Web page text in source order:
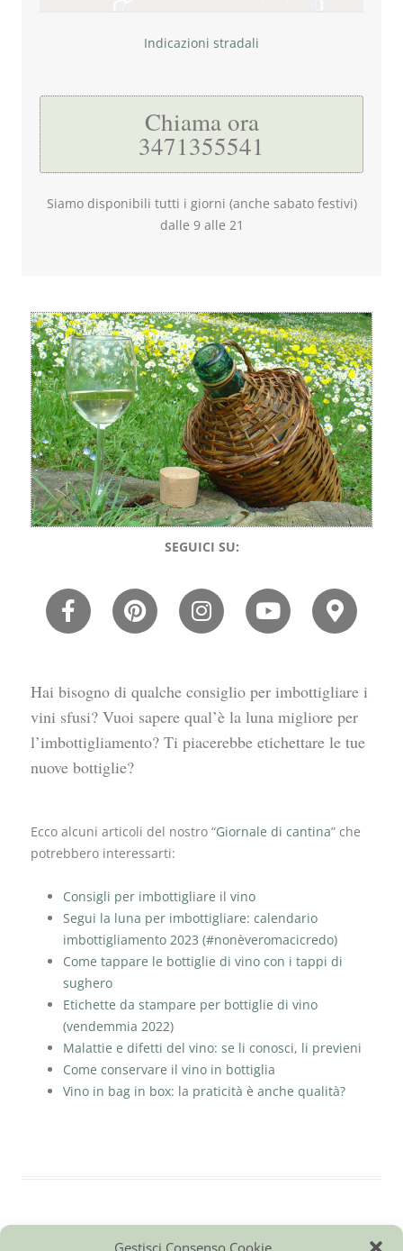
Gestisci Consenso Cookie
Indicazioni stradali
Chiama ora
3471355541
Siamo disponibili tutti i giorni (anche sabato festivi)
dalle 9 alle 21
SEGUICI SU:
Hai bisogno di qualche consiglio per imbottigliare i
vini sfusi? Vuoi sapere qual’è la luna migliore per
l’imbottigliamento? Ti piacerebbe etichettare le tue
nuove bottiglie?
Ecco alcuni articoli del nostro “Giornale di cantina” che
potrebbero interessarti:
Consigli per imbottigliare il vino
Segui la luna per imbottigliare: calendario
imbottigliamento 2023 (#nonèveromacicredo)
Come tappare le bottiglie di vino con i tappi di
sughero
Etichette da stampare per bottiglie di vino
(vendemmia 2022)
Malattie e difetti del vino: se li conosci, li previeni
Come conservare il vino in bottiglia
Vino in bag in box: la praticità è anche qualità?